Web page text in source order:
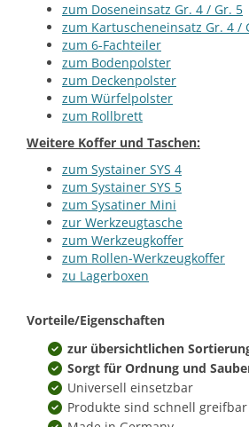
zum Doseneinsatz Gr. 4 / Gr. 5
zum Kartuscheneinsatz Gr. 4 /
zum 6-Fachteiler
zum Bodenpolster
zum Deckenpolster
zum Würfelpolster
zum Rollbrett
Weitere Koffer und Taschen:
zum Systainer SYS 4
zum Systainer SYS 5
zum Sysatiner Mini
zur Werkzeugtasche
zum Werkzeugkoffer
zum Rollen-Werkzeugkoffer
zu Lagerboxen
Vorteile/Eigenschaften
zur übersichtlichen
Sorgt für Ordnung und
Universell einsetzbar
Produkte sind schnell greifbar